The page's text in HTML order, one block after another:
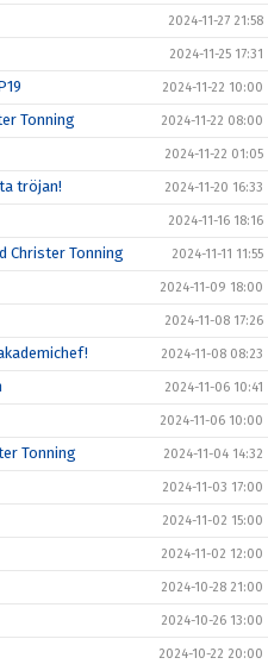
2024-11-27 21:58
2024-11-25 17:31
2024-11-22 10:00
Tonning 2024-11-22 08:00
2024-11-22 01:05
tröjan! 2024-11-20 16:33
2024-11-16 18:16
Christer Tonning 2024-11-11 11:55
2024-11-09 18:00
2024-11-08 17:26
2024-11-08 08:23
2024-11-06 10:41
2024-11-06 10:00
Tonning 2024-11-04 14:32
2024-11-03 17:00
2024-11-02 15:00
2024-11-02 12:00
2024-10-28 21:00
2024-10-26 13:00
2024-10-22 20:00